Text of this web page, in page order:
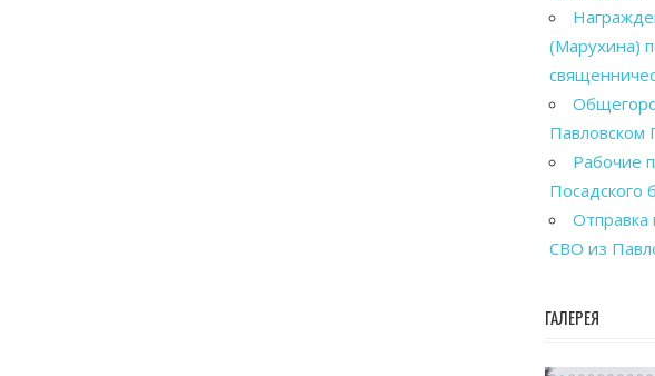
(Марухина)
Павловском
Рабочие
Посадского
Отправка
СВО из
ГАЛЕРЕЯ